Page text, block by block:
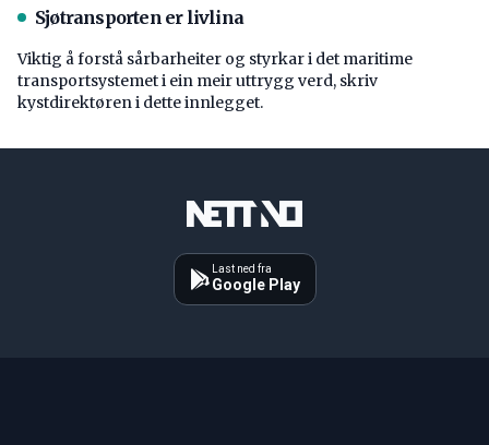
Sjøtransporten er livlina
Viktig å forstå ­sårbarheiter og styrkar i det maritime
transport­systemet i ein meir uttrygg verd, skriv
kystdirektøren i dette innlegget.
Last ned fra
Google Play